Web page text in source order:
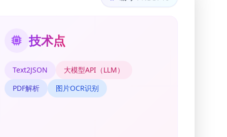
技术点
Text2JSON
大模型API（LLM）
PDF解析
图片OCR识别